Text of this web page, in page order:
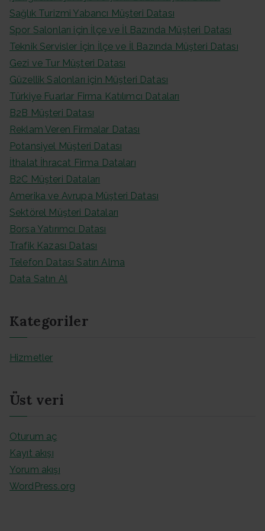
Sağlık Turizmi Yabancı Müşteri Datası
Spor Salonları için İlçe ve İl Bazında Müşteri Datası
Teknik Servisler İçin İlçe ve İl Bazında Müşteri Datası
Gezi ve Tur Müşteri Datası
Güzellik Salonları için Müşteri Datası
Türkiye Fuarlar Firma Katılımcı Dataları
B2B Müşteri Datası
Reklam Veren Firmalar Datası
Potansiyel Müşteri Datası
İthalat İhracat Firma Dataları
B2C Müşteri Dataları
Amerika ve Avrupa Müşteri Datası
Sektörel Müşteri Dataları
Borsa Yatırımcı Datası
Trafik Kazası Datası
Telefon Datası Satın Alma
Data Satın Al
Kategoriler
Hizmetler
Üst veri
Oturum aç
Kayıt akışı
Yorum akışı
WordPress.org